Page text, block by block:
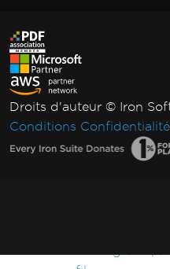
Délai dépassé
Définition de la
Web.config
Impossible de
licenciement
Droits d'auteur © Iron
Conditions Confidentialité